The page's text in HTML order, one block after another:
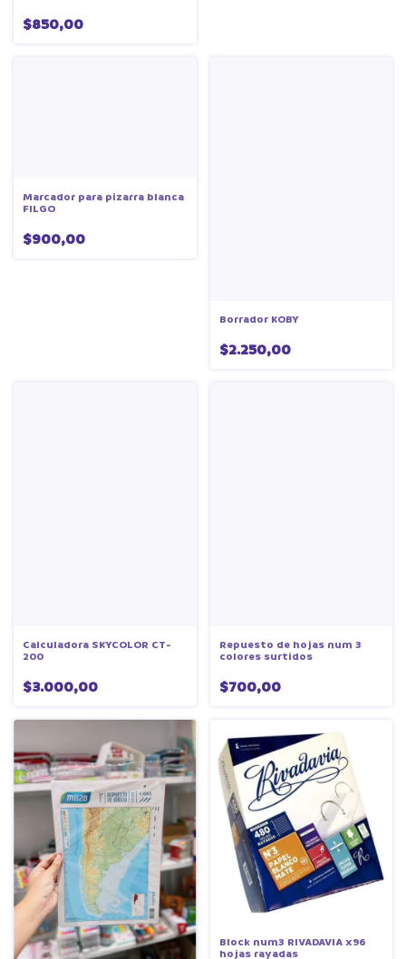
$850,00
Marcador para pizarra blanca
FILGO
$900,00
Borrador KOBY
$2.250,00
Calculadora SKYCOLOR CT-
200
$3.000,00
Repuesto de hojas num 3
colores surtidos
$700,00
Block num3 RIVADAVIA x96
hojas rayadas